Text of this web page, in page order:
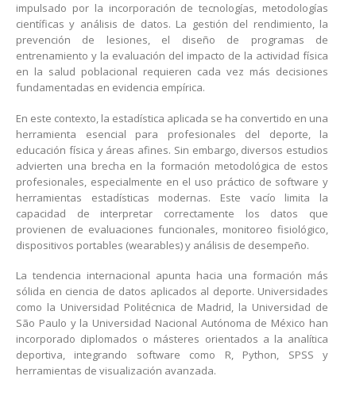
impulsado por la incorporación de tecnologías, metodologías
científicas y análisis de datos. La gestión del rendimiento, la
prevención de lesiones, el diseño de programas de
entrenamiento y la evaluación del impacto de la actividad física
en la salud poblacional requieren cada vez más decisiones
fundamentadas en evidencia empírica.
En este contexto, la estadística aplicada se ha convertido en una
herramienta esencial para profesionales del deporte, la
educación física y áreas afines. Sin embargo, diversos estudios
advierten una brecha en la formación metodológica de estos
profesionales, especialmente en el uso práctico de software y
herramientas estadísticas modernas. Este vacío limita la
capacidad de interpretar correctamente los datos que
provienen de evaluaciones funcionales, monitoreo fisiológico,
dispositivos portables (wearables) y análisis de desempeño.
La tendencia internacional apunta hacia una formación más
sólida en ciencia de datos aplicados al deporte. Universidades
como la Universidad Politécnica de Madrid, la Universidad de
São Paulo y la Universidad Nacional Autónoma de México han
incorporado diplomados o másteres orientados a la analítica
deportiva, integrando software como R, Python, SPSS y
herramientas de visualización avanzada.